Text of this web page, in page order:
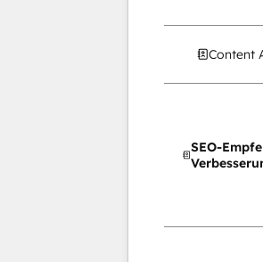
Content
SEO-